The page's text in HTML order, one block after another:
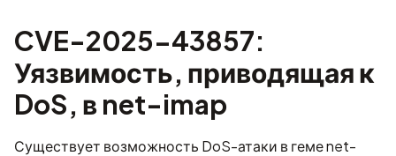
CVE-2025-43857:
Уязвимость, приводящая к
DoS, в net-imap
Существует возможность DoS-атаки в геме net-